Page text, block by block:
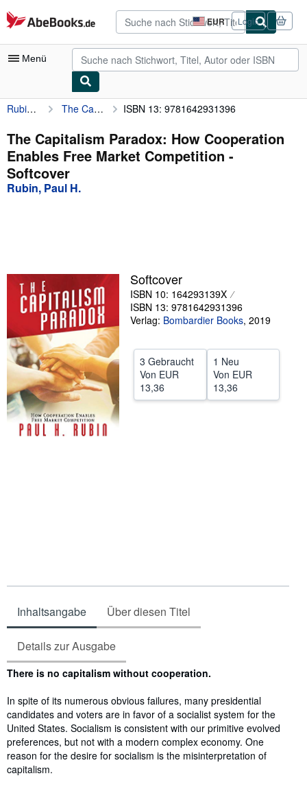
Zum Hauptinhalt
AbeBooks.de EUR
Seite
der
Einkaufseinstellungen.
Login
Menü
Nutzerkonto
Meine Bestellungen
Detailsuche
Sammlungen
Verkäufer werden
Hilfe
SCHLIESSEN
Rubin, Paul H. The Capitalism Paradox: How Cooperation Enables Free Market Competition ISBN 13: 9781642931396
The Capitalism Paradox: How Cooperation
Enables Free Market Competition -
Softcover
Rubin, Paul H.
Softcover
ISBN 10: 164293139X
ISBN 13: 9781642931396
Verlag: Bombardier Books, 2019
3 Gebraucht
Von EUR
13,36
1 Neu
Von EUR
13,36
Inhaltsangabe Über diesen Titel
Details zur Ausgabe
Inhaltsangabe
There is no capitalism without cooperation.
In spite of its numerous obvious failures, many presidential
candidates and voters are in favor of a socialist system for the
United States. Socialism is consistent with our primitive evolved
preferences, but not with a modern complex economy. One
reason for the desire for socialism is the misinterpretation of
capitalism.